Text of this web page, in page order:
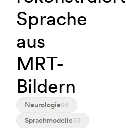
Sprache
aus
MRT-
Bildern
Neurologie96
Sprachmodelle33